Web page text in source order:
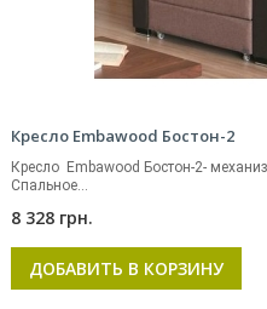
Кресло Embawood Бостон-2
Кресло Embawood Бостон-2-
Спальное...
8 328 грн.
ДОБАВИТЬ В КОРЗИНУ